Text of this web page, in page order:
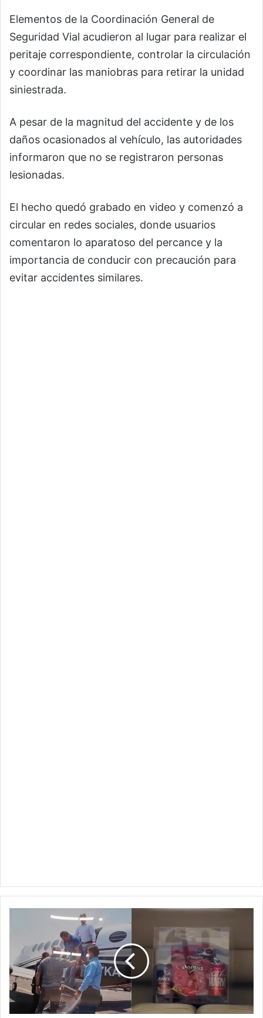
Elementos de la Coordinación General de
Seguridad Vial acudieron al lugar para realizar el
peritaje correspondiente, controlar la circulación
y coordinar las maniobras para retirar la unidad
siniestrada.
A pesar de la magnitud del accidente y de los
daños ocasionados al vehículo, las autoridades
informaron que no se registraron personas
lesionadas.
El hecho quedó grabado en video y comenzó a
circular en redes sociales, donde usuarios
comentaron lo aparatoso del percance y la
importancia de conducir con precaución para
evitar accidentes similares.
Mayo
Santa
Teresa;
exhiben
avioneta